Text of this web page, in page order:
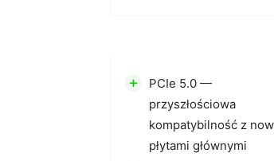
+
PCIe 5.0 —
przyszłościowa
kompatybilność z
płytami głównymi